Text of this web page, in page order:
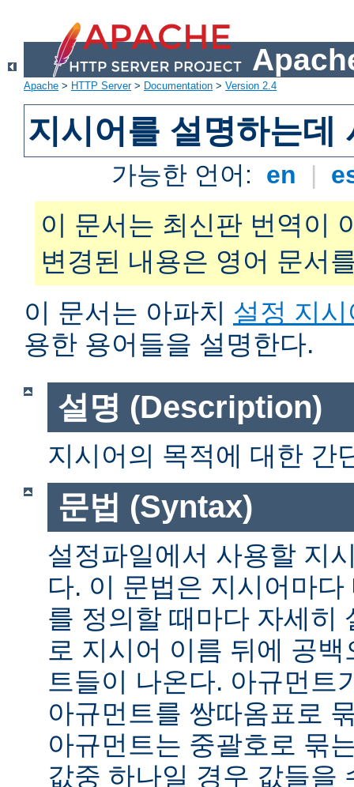
Apache > HTTP Server> Documentation > Version 2.4
지시어를 설명하는데
가능한 언어: en |
이 문서는 최신판 번역이
변경된 내용은 영어 문서
이 문서는 아파치 설정 지시
용한 용어들을 설명한다.
설명 (Description)
지시어의 목적에 대한 간
문법 (Syntax)
설정파일에서 사용할 지
다. 이 문법은 지시어마
를 정의할 때마다 자세히
로 지시어 이름 뒤에 공
트들이 나온다. 아규먼트
아규먼트를 쌍따옴표로
아규먼트는 중괄호로 묶
값중 하나일 경우 값들을